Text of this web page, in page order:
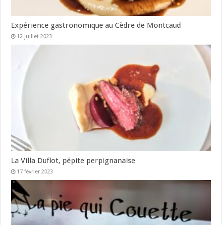
Expérience gastronomique au Cèdre de Montcaud
12 juillet 2023
La Villa Duflot, pépite perpignanaise
17 février 2023